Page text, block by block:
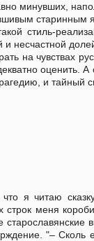
минувших,
старинным
стиль-
и несчастной
на чувствах
оценить.
и тайный
я читаю
меня
"– Сколь